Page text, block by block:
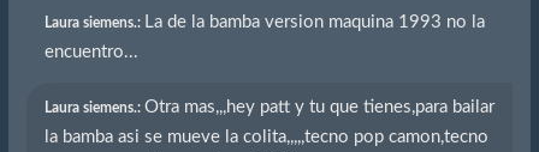
Laura siemens.: La de la bamba version maquina 1993 no la
encuentro...
Laura siemens.: Otra mas,,,hey patt y tu que tienes,para bailar
la bamba asi se mueve la colita,,,,,tecno pop camon,tecno